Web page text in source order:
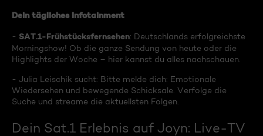
Dein tägliches Infotainment
- SAT.1-Frühstücksfernsehen: Deutschlands erfolgreichste
Morningshow! Ob die ganze Sendung von heute oder die
Highlights der Woche – hier kannst du alles nachschauen.
- Julia Leischik sucht: Bitte melde dich: Emotionale
Wiedersehen und bewegende Schicksale. Verfolge die
Suche und streame die aktuellsten Folgen.
Dein Sat.1 Erlebnis auf Joyn: Live-TV